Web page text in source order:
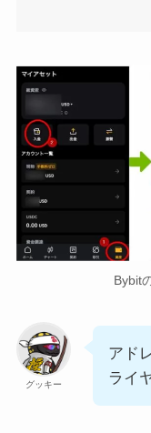
Bybit
グッキー
アド
ライ